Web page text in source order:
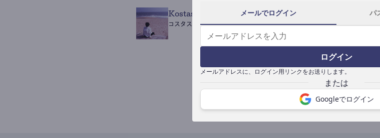
メールでログイン パ
ログイン
メールアドレスに、ログイン用リンクをお送りします。
Googleでログイン
Kostas Beauty News
コスタス
ｺ
書き手になる